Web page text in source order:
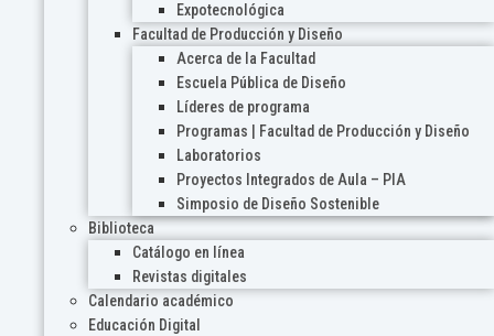
Expotecnológica
Facultad de Producción y Diseño
Acerca de la Facultad
Escuela Pública de Diseño
Líderes de programa
Programas | Facultad de Producción y Diseño
Laboratorios
Proyectos Integrados de Aula – PIA
Simposio de Diseño Sostenible
Biblioteca
Catálogo en línea
Revistas digitales
Calendario académico
Educación Digital